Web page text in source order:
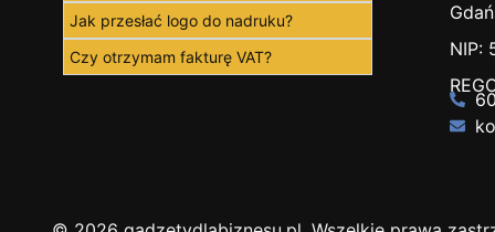
Jak przesłać logo do nadruku?
Czy otrzymam fakturę VAT?
NIP: